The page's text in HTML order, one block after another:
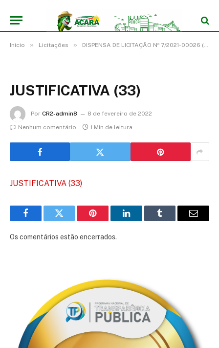
Início » Licitações » DISPENSA DE LICITAÇÃO Nº 7/2021-00026 (LOCAÇÃO DE IMÓVEL PARA FINS NÃO RESIDENCIAIS PARA ATENDER OS INTERESSES DA SECRETARIA DE ADMINISTRAÇÃO DO MUNICÍPIO DE ACARÁ/PA.)
JUSTIFICATIVA (33)
Por CR2-admin8
8 de fevereiro de 2022
Nenhum comentário
1 Min de leitura
JUSTIFICATIVA (33)
FacebookTwitter Pinterest LinkedInTumblr
E-
Os comentários estão encerrados.